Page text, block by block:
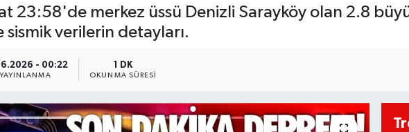
23:58'de merkez üssü Denizli Sarayköy olan 2.8
verilerin detayları.
- 00:22
YAYINLANMA
1 DK
OKUNMA SÜRESI